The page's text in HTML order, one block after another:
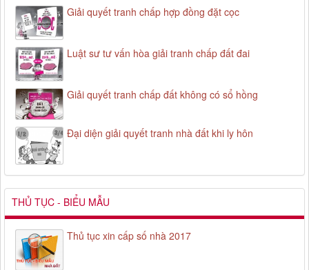
Giải quyết tranh chấp hợp đồng đặt cọc
Luật sư tư vấn hòa giải tranh chấp đất đai
Giải quyết tranh chấp đất không có sổ hồng
Đại diện giải quyết tranh nhà đất khi ly hôn
THỦ TỤC - BIỂU MẪU
Thủ tục xin cấp số nhà 2017